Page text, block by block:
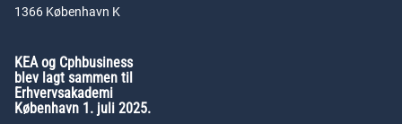
1366 København K
KEA og Cphbusiness
blev lagt sammen til
Erhvervsakademi
København 1. juli 2025.